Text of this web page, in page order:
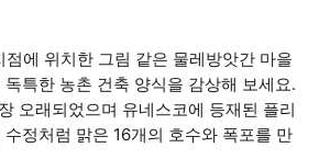
에 위치한 그림 같은 물레방앗간 마을
특한 농촌 건축 양식을 감상해 보세요.
오래되었으며 유네스코에 등재된 플리
정처럼 맑은 16개의 호수와 폭포를 만